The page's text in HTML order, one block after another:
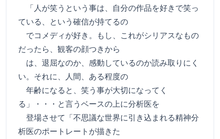
「人が笑うという事は、自分の作品を好きで笑っ
ている、という確信が持てるの
でコメディが好き。もし、これがシリアスなもの
だったら、観客の顔つきから
は、退屈なのか、感動しているのか読み取りにく
い。それに、人間、ある程度の
年齢になると、笑う事が大切になってく
る」・・・と言うベースの上に分析医を
登場させて「不思議な世界に引き込まれる精神分
析医のポートレートが描きた